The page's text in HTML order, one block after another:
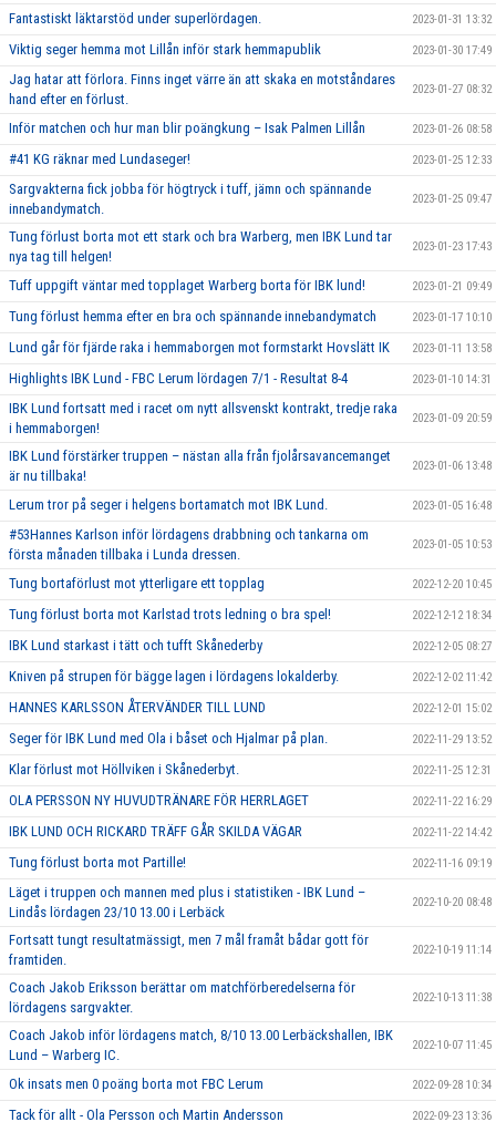
Fantastiskt läktarstöd under superlördagen. 2023-01-31 13:32
Viktig seger hemma mot Lillån inför stark hemmapublik 2023-01-30 17:49
Jag hatar att förlora. Finns inget värre än att skaka en motståndares
hand efter en förlust.
2023-01-27 08:32
Inför matchen och hur man blir poängkung – Isak Palmen Lillån 2023-01-26 08:58
#41 KG räknar med Lundaseger! 2023-01-25 12:33
Sargvakterna fick jobba för högtryck i tuff, jämn och spännande
innebandymatch.
2023-01-25 09:47
Tung förlust borta mot ett stark och bra Warberg, men IBK Lund tar
nya tag till helgen!
2023-01-23 17:43
Tuff uppgift väntar med topplaget Warberg borta för IBK lund! 2023-01-21 09:49
Tung förlust hemma efter en bra och spännande innebandymatch 2023-01-17 10:10
Lund går för fjärde raka i hemmaborgen mot formstarkt Hovslätt IK 2023-01-11 13:58
Highlights IBK Lund - FBC Lerum lördagen 7/1 - Resultat 8-4 2023-01-10 14:31
IBK Lund fortsatt med i racet om nytt allsvenskt kontrakt, tredje raka
i hemmaborgen!
2023-01-09 20:59
IBK Lund förstärker truppen – nästan alla från fjolårsavancemanget
är nu tillbaka!
2023-01-06 13:48
Lerum tror på seger i helgens bortamatch mot IBK Lund. 2023-01-05 16:48
#53Hannes Karlson inför lördagens drabbning och tankarna om
första månaden tillbaka i Lunda dressen.
2023-01-05 10:53
Tung bortaförlust mot ytterligare ett topplag 2022-12-20 10:45
Tung förlust borta mot Karlstad trots ledning o bra spel! 2022-12-12 18:34
IBK Lund starkast i tätt och tufft Skånederby 2022-12-05 08:27
Kniven på strupen för bägge lagen i lördagens lokalderby. 2022-12-02 11:42
HANNES KARLSSON ÅTERVÄNDER TILL LUND 2022-12-01 15:02
Seger för IBK Lund med Ola i båset och Hjalmar på plan. 2022-11-29 13:52
Klar förlust mot Höllviken i Skånederbyt. 2022-11-25 12:31
OLA PERSSON NY HUVUDTRÄNARE FÖR HERRLAGET 2022-11-22 16:29
IBK LUND OCH RICKARD TRÄFF GÅR SKILDA VÄGAR 2022-11-22 14:42
Tung förlust borta mot Partille! 2022-11-16 09:19
Läget i truppen och mannen med plus i statistiken - IBK Lund –
Lindås lördagen 23/10 13.00 i Lerbäck
2022-10-20 08:48
Fortsatt tungt resultatmässigt, men 7 mål framåt bådar gott för
framtiden.
2022-10-19 11:14
Coach Jakob Eriksson berättar om matchförberedelserna för
lördagens sargvakter.
2022-10-13 11:38
Coach Jakob inför lördagens match, 8/10 13.00 Lerbäckshallen, IBK
Lund – Warberg IC.
2022-10-07 11:45
Ok insats men 0 poäng borta mot FBC Lerum 2022-09-28 10:34
Tack för allt - Ola Persson och Martin Andersson 2022-09-23 13:36